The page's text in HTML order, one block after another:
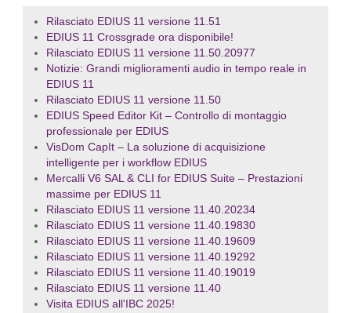
Rilasciato EDIUS 11 versione 11.51
EDIUS 11 Crossgrade ora disponibile!
Rilasciato EDIUS 11 versione 11.50.20977
Notizie: Grandi miglioramenti audio in tempo reale in
EDIUS 11
Rilasciato EDIUS 11 versione 11.50
EDIUS Speed Editor Kit – Controllo di montaggio
professionale per EDIUS
VisDom CapIt – La soluzione di acquisizione
intelligente per i workflow EDIUS
Mercalli V6 SAL & CLI for EDIUS Suite – Prestazioni
massime per EDIUS 11
Rilasciato EDIUS 11 versione 11.40.20234
Rilasciato EDIUS 11 versione 11.40.19830
Rilasciato EDIUS 11 versione 11.40.19609
Rilasciato EDIUS 11 versione 11.40.19292
Rilasciato EDIUS 11 versione 11.40.19019
Rilasciato EDIUS 11 versione 11.40
Visita EDIUS all'IBC 2025!